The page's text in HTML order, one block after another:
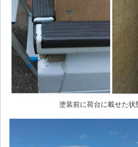
塗装前に荷台に載せた状